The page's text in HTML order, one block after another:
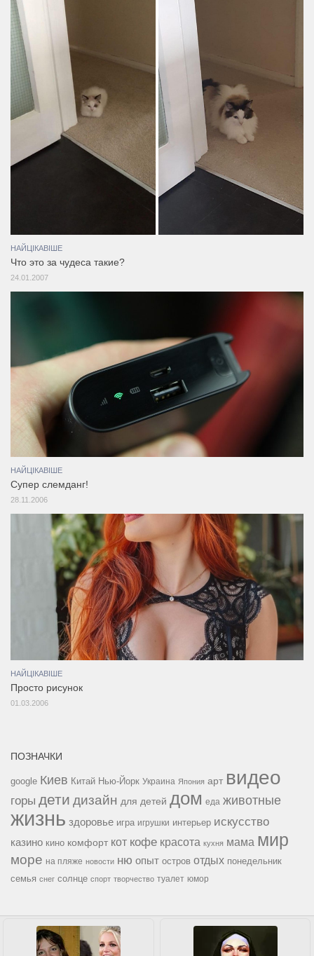
НАЙЦІКАВІШЕ
Что это за чудеса такие?
24.01.2007
НАЙЦІКАВІШЕ
Супер слемданг!
28.11.2006
НАЙЦІКАВІШЕ
Просто рисунок
01.03.2006
ПОЗНАЧКИ
google Киев Китай Нью-Йорк Украина Япония арт видео
горы дети дизайн для детей дом еда животные
жизнь здоровье игра игрушки интерьер искусство
казино кино комфорт кот кофе красота кухня мама мир
море на пляже новости ню опыт остров отдых понедельник
семья снег солнце спорт творчество туалет юмор